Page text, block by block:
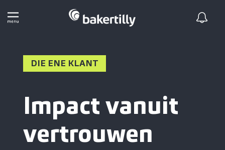
DIE ENE KLANT
Impact vanuit
vertrouwen